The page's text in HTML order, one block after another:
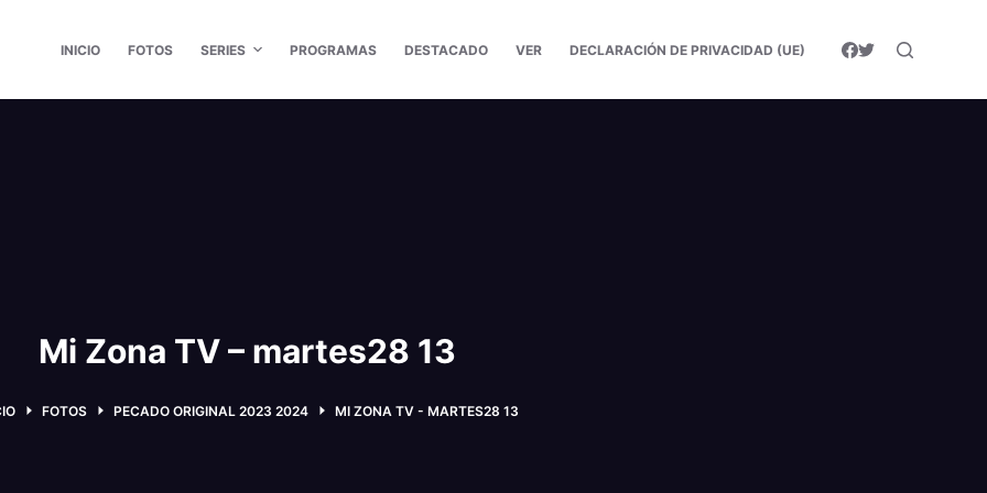
INICIO FOTOS SERIES PROGRAMAS DESTACADO VER DECLARACIÓN DE PRIVACIDAD (UE)
Mi Zona TV – martes28 13
FOTOS PECADO ORIGINAL 2023 2024 MI ZONA TV - MARTES28 13